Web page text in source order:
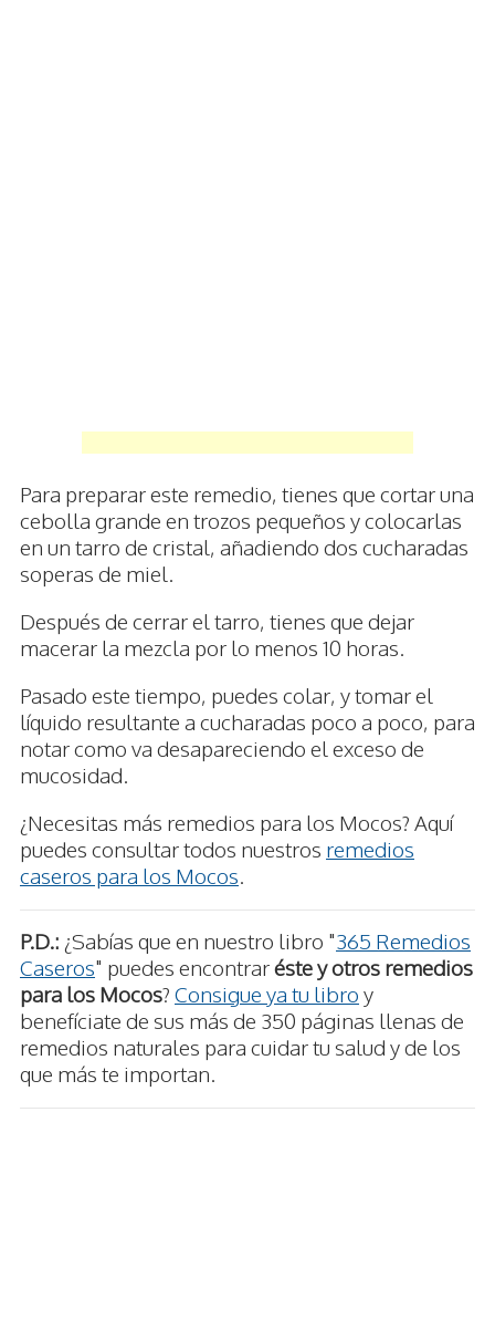
Para preparar este remedio, tienes que cortar una
cebolla grande en trozos pequeños y colocarlas
en un tarro de cristal, añadiendo dos cucharadas
soperas de miel.
Después de cerrar el tarro, tienes que dejar
macerar la mezcla por lo menos 10 horas.
Pasado este tiempo, puedes colar, y tomar el
líquido resultante a cucharadas poco a poco, para
notar como va desapareciendo el exceso de
mucosidad.
¿Necesitas más remedios para los Mocos? Aquí
puedes consultar todos nuestros remedios
caseros para los Mocos
P.D.: ¿Sabías que en nuestro libro "365 Remedios
Caseros" puedes encontraréste y otros remedios
para los Mocos? Consigue ya tu libro y
benefíciate de sus más de 350 páginas llenas de
remedios naturales para cuidar tu salud y de los
que más te importan.